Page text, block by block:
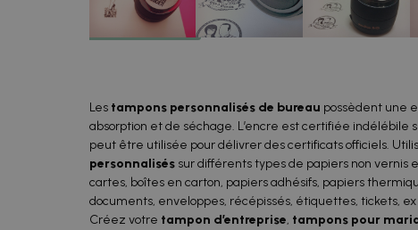
Les tampons personnalisés de bureau possèdent une
absorption et de séchage. L’encre est certifiée indélébile
peut être utilisée pour délivrer des certificats officiels.
personnalisés sur différents types de papiers non vernis
cartes, boîtes en carton, papiers adhésifs, papiers
documents, enveloppes, récépissés, étiquettes, tickets, ex
Créez votre tampon d’entreprise, tampons pour